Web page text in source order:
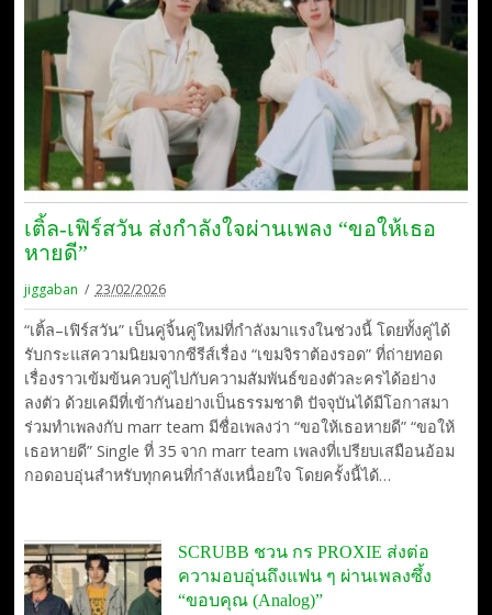
เติ้ล-เฟิร์สวัน ส่งกำลังใจผ่านเพลง “ขอให้เธอ
หายดี”
jiggaban 23/02/2026
“เติ้ล–เฟิร์สวัน” เป็นคู่จิ้นคู่ใหม่ที่กำลังมาแรงในช่วงนี้ โดยทั้งคู่ได้
รับกระแสความนิยมจากซีรีส์เรื่อง “เขมจิราต้องรอด” ที่ถ่ายทอด
เรื่องราวเข้มข้นควบคู่ไปกับความสัมพันธ์ของตัวละครได้อย่าง
ลงตัว ด้วยเคมีที่เข้ากันอย่างเป็นธรรมชาติ ปัจจุบันได้มีโอกาสมา
ร่วมทำเพลงกับ marr team มีชื่อเพลงว่า “ขอให้เธอหายดี” “ขอให้
เธอหายดี” Single ที่ 35 จาก marr team เพลงที่เปรียบเสมือนอ้อม
กอดอบอุ่นสำหรับทุกคนที่กำลังเหนื่อยใจ โดยครั้งนี้ได้…
SCRUBB ชวน กร PROXIE ส่งต่อ
ความอบอุ่นถึงแฟน ๆ ผ่านเพลงซึ้ง
“ขอบคุณ (Analog)”